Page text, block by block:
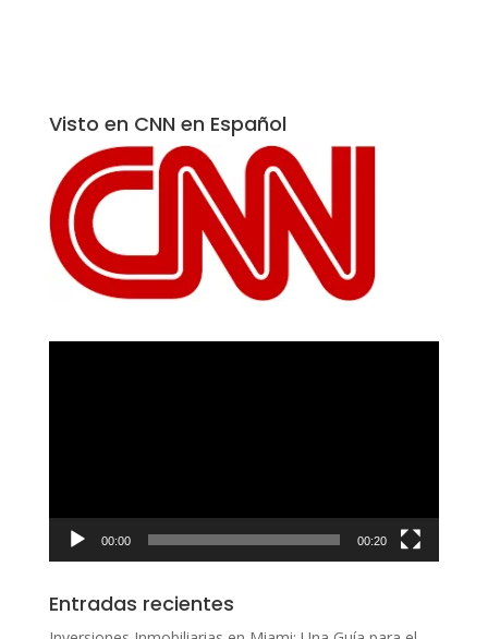
Visto en CNN en Español
00:00 00:20
Entradas recientes